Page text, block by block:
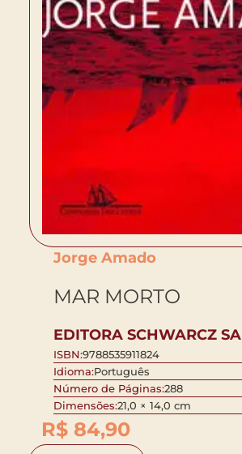
Jorge Amado
MAR MORTO
EDITORA SCHWARCZ SA
ISBN:9788535911824
Idioma:Português
Número de Páginas:288
Dimensões:21,0 × 14,0 cm
R$ 84,90